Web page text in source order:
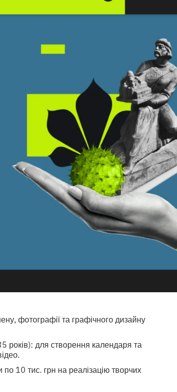
фотографії та графічного дизайну
років): для створення календаря та
10 тис. грн на реалізацію творчих